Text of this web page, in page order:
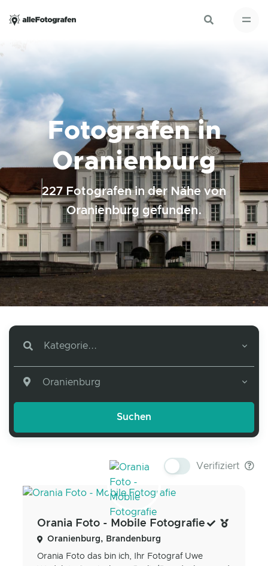
Fotografen in
Oranienburg
227 Fotografen in der Nähe von
Oranienburg gefunden.
Kategorie...
Oranienburg
Verifiziert
Orania Foto - Mobile Fotografie
Oranienburg, Brandenburg
Orania Foto das bin ich, Ihr Fotograf Uwe